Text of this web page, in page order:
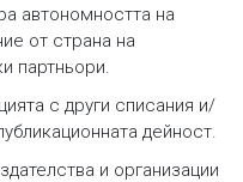
автономността на
от страна на
партньори.
с други списания и/
дейност.
и организации